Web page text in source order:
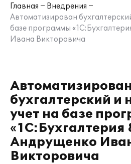
Главная
Внедрения
Автоматизирован
базе программы
Ивана Викторовича
Автоматизирован
бухгалтерский и
учет на базе
«1С:Бухгалтерия
Андрущенко
Викторовича